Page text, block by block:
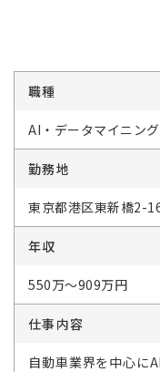
職種
AI・データマイニング
勤務地
東京都港区東新橋2-
年収
550万～909万円
仕事内容
自動車業界を中心に